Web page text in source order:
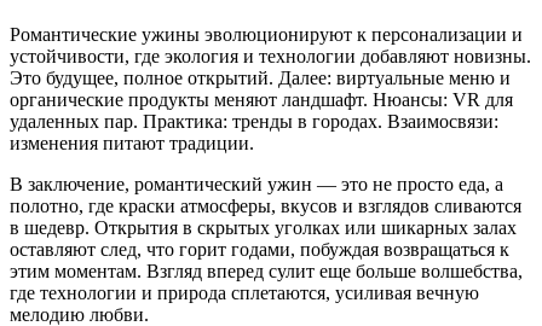
Романтические ужины эволюционируют к персонализации и
устойчивости, где экология и технологии добавляют новизны.
Это будущее, полное открытий. Далее: виртуальные меню и
органические продукты меняют ландшафт. Нюансы: VR для
удаленных пар. Практика: тренды в городах. Взаимосвязи:
изменения питают традиции.
В заключение, романтический ужин — это не просто еда, а
полотно, где краски атмосферы, вкусов и взглядов сливаются
в шедевр. Открытия в скрытых уголках или шикарных залах
оставляют след, что горит годами, побуждая возвращаться к
этим моментам. Взгляд вперед сулит еще больше волшебства,
где технологии и природа сплетаются, усиливая вечную
мелодию любви.